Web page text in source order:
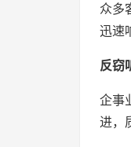
众多
迅速
反窃
企事
进，